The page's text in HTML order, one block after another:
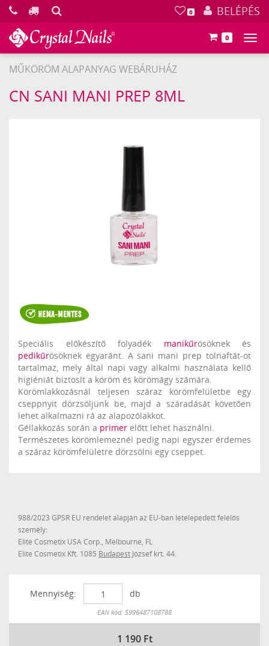
0 BELÉPÉS
0
MŰKÖRÖM ALAPANYAG WEBÁRUHÁZ
Crystal
Nails
CN SANI MANI PREP 8ML
Speciális előkészítő folyadék manikűrösöknek és
pedikűrösöknek egyaránt. A sani mani prep tolnaftát-ot
tartalmaz, mely által napi vagy alkalmi használata kellő
higiéniát biztosít a köröm és körömágy számára.
Körömlakkozásnál teljesen száraz körömfelületbe egy
cseppnyit dörzsöljünk be, majd a száradását követően
lehet alkalmazni rá az alapozólakkot.
Géllakkozás során a primer előtt lehet használni.
Természetes körömlemeznél pedig napi egyszer érdemes
a száraz körömfelületre dörzsölni egy cseppet.
988/2023 GPSR EU rendelet alapján az EU-ban letelepedett felelős
személy:
Elite Cosmetix USA Corp., Melbourne, FL
Elite Cosmetix Kft. 1085 Budapest József krt. 44.
Mennyiség: db
Készleten
EAN kód: 5996487108788
1 190 Ft